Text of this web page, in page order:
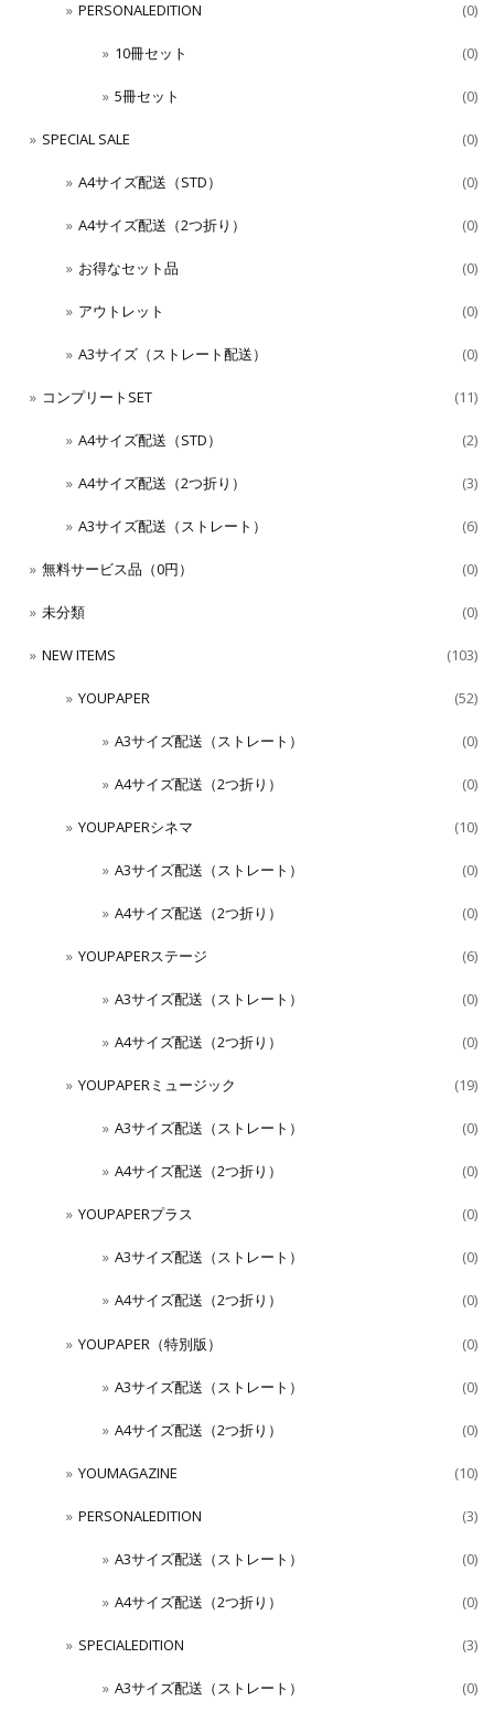
PERSONALEDITION (0)
10冊セット (0)
5冊セット (0)
SPECIAL SALE (0)
A4サイズ配送（STD） (0)
A4サイズ配送（2つ折り） (0)
お得なセット品 (0)
アウトレット (0)
A3サイズ（ストレート配送） (0)
コンプリートSET (11)
A4サイズ配送（STD） (2)
A4サイズ配送（2つ折り） (3)
A3サイズ配送（ストレート） (6)
無料サービス品（0円） (0)
未分類 (0)
NEW ITEMS (103)
YOUPAPER (52)
A3サイズ配送（ストレート） (0)
A4サイズ配送（2つ折り） (0)
YOUPAPERシネマ (10)
A3サイズ配送（ストレート） (0)
A4サイズ配送（2つ折り） (0)
YOUPAPERステージ (6)
A3サイズ配送（ストレート） (0)
A4サイズ配送（2つ折り） (0)
YOUPAPERミュージック (19)
A3サイズ配送（ストレート） (0)
A4サイズ配送（2つ折り） (0)
YOUPAPERプラス (0)
A3サイズ配送（ストレート） (0)
A4サイズ配送（2つ折り） (0)
YOUPAPER（特別版） (0)
A3サイズ配送（ストレート） (0)
A4サイズ配送（2つ折り） (0)
YOUMAGAZINE (10)
PERSONALEDITION (3)
A3サイズ配送（ストレート） (0)
A4サイズ配送（2つ折り） (0)
SPECIALEDITION (3)
A3サイズ配送（ストレート） (0)